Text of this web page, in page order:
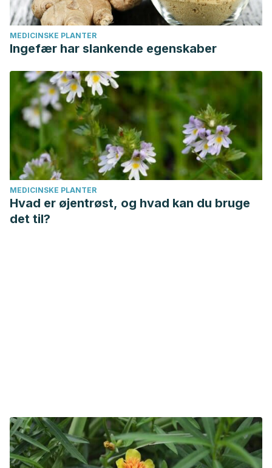
MEDICINSKE PLANTER
Ingefær har slankende egenskaber
MEDICINSKE PLANTER
Hvad er øjentrøst, og hvad kan du bruge
det til?